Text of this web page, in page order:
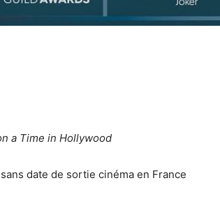
a Time in Hollywood
date de sortie cinéma en France